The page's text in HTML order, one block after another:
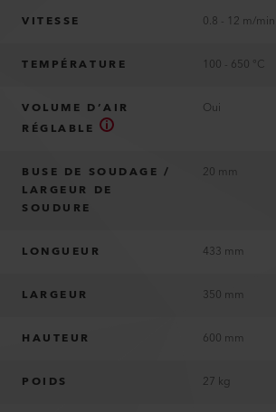
VITESSE 0.8 - 12 m/min
TEMPÉRATURE 100 - 650 °C
VOLUME D’AIR
RÉGLABLE
Oui
BUSE DE SOUDAGE /
LARGEUR DE
SOUDURE
20 mm
LONGUEUR 433 mm
LARGEUR 350 mm
HAUTEUR 600 mm
POIDS 27 kg